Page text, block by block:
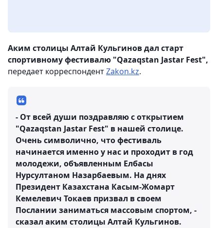
Аким столицы Алтай Кульгинов дал старт
спортивному фестивалю "Qazaqstan Jastar Fest",
передает корреспондентZakon.kz.
- От всей души поздравляю с открытием
"Qazaqstan Jastar Fest" в нашей столице.
Очень символично, что фестиваль
начинается именно у нас и проходит в год
молодежи, объявленным Елбасы
Нурсултаном Назарбаевым. На днях
Президент Казахстана Касым-Жомарт
Кемелевич Токаев призвал в своем
Послании заниматься массовым спортом, -
сказал аким столицы Алтай Кульгинов.